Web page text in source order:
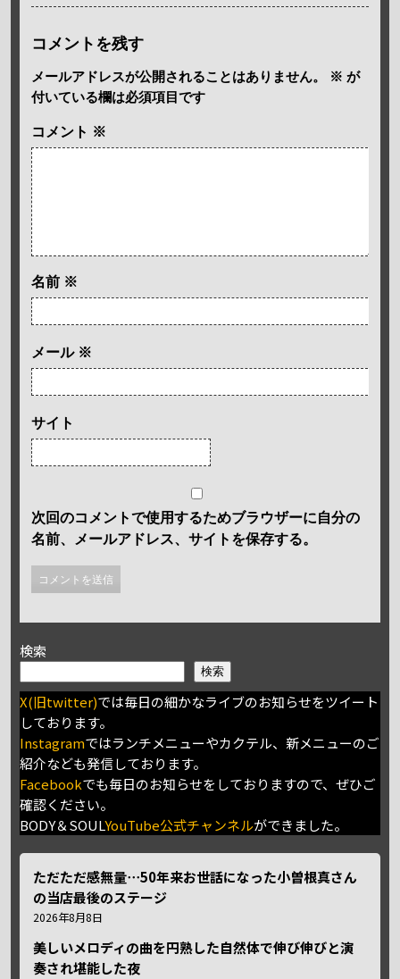
コメントを残す
メールアドレスが公開されることはありません。 ※ が
付いている欄は必須項目です
コメント ※
名前 ※
メール ※
サイト
次回のコメントで使用するためブラウザーに自分の
名前、メールアドレス、サイトを保存する。
検索
検索
X(旧twitter)では毎日の細かなライブのお知らせをツイート
しております。
Instagramではランチメニューやカクテル、新メニューのご
紹介なども発信しております。
Facebookでも毎日のお知らせをしておりますので、ぜひご
確認ください。
BODY＆SOULYouTube公式チャンネルができました。
ただただ感無量⋯50年来お世話になった小曽根真さん
の当店最後のステージ
2026年8月8日
美しいメロディの曲を円熟した自然体で伸び伸びと演
奏され堪能した夜